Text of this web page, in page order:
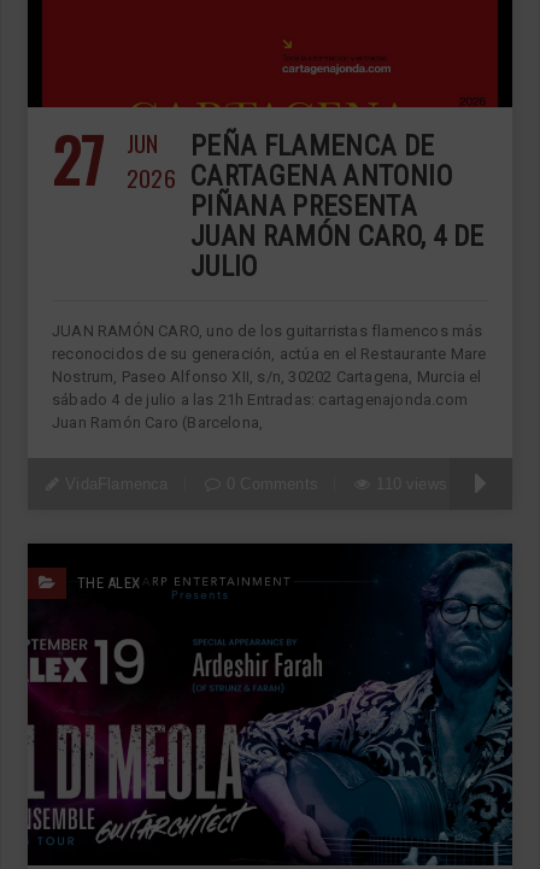
27
JUN
2026
PEÑA FLAMENCA DE
CARTAGENA ANTONIO
PIÑANA PRESENTA
JUAN RAMÓN CARO, 4 DE
JULIO
JUAN RAMÓN CARO, uno de los guitarristas flamencos más
reconocidos de su generación, actúa en el Restaurante Mare
Nostrum, Paseo Alfonso XII, s/n, 30202 Cartagena, Murcia el
sábado 4 de julio a las 21h Entradas: cartagenajonda.com
Juan Ramón Caro (Barcelona,
THE ALEX